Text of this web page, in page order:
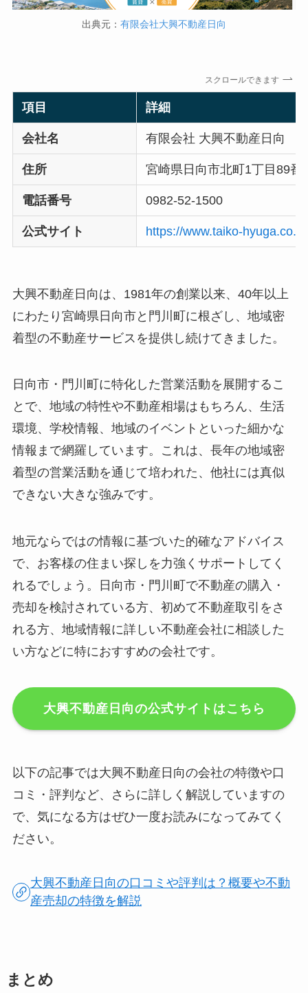
出典元： 有限会社大興不動産日向
スクロールできます
項目 詳細
会社名 有限会社 大興不動産日向
住所 宮崎県日向市北町1丁目89番
電話番号 0982-52-1500
公式サイト https://www.taiko-
大興不動産日向は、1981年の創業以来、40年以上
にわたり宮崎県日向市と門川町に根ざし、地域密
着型の不動産サービスを提供し続けてきました。
日向市・門川町に特化した営業活動を展開するこ
とで、地域の特性や不動産相場はもちろん、生活
環境、学校情報、地域のイベントといった細かな
情報まで網羅しています。これは、長年の地域密
着型の営業活動を通じて培われた、他社には真似
できない大きな強みです。
地元ならではの情報に基づいた的確なアドバイス
で、お客様の住まい探しを力強くサポートしてく
れるでしょう。日向市・門川町で不動産の購入・
売却を検討されている方、初めて不動産取引をさ
れる方、地域情報に詳しい不動産会社に相談した
い方などに特におすすめの会社です。
大興不動産日向の公式サイトはこちら
以下の記事では大興不動産日向の会社の特徴や口
コミ・評判など、さらに詳しく解説していますの
で、気になる方はぜひ一度お読みになってみてく
ださい。
大興不動産日向の口コミや評判は？概要や不動
産売却の特徴を解説
まとめ